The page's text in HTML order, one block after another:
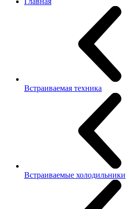
Встраиваемая техника
Встраиваемые холодильники